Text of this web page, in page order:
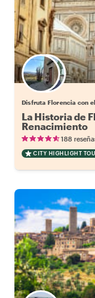
Elige
Disfruta Florencia con
La Historia de
Renacimiento
188
CITY HIGHLIGHT